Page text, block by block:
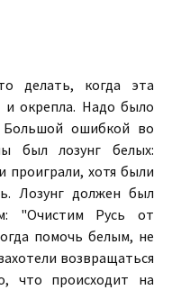
делать, когда эта
и окрепла. Надо было
ошибкой во
был лозунг белых:
проиграли, хотя были
Лозунг должен был
"Очистим Русь от
помочь белым, не
возвращаться
что происходит на